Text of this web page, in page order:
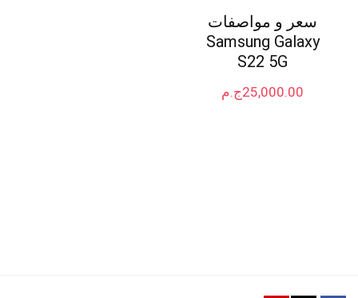
سعر و مواصفات
Samsung Galaxy
S22 5G
ج.م25,000.00